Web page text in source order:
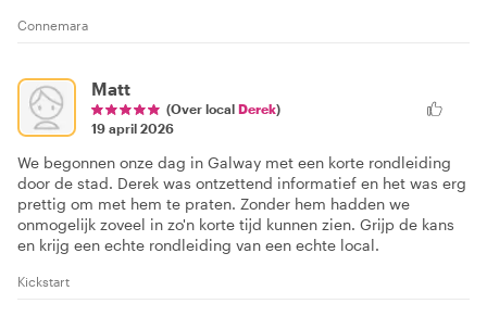
Connemara
Matt
(Over local Derek)
19 april 2026
We begonnen onze dag in Galway met een korte rondleiding
door de stad. Derek was ontzettend informatief en het was erg
prettig om met hem te praten. Zonder hem hadden we
onmogelijk zoveel in zo'n korte tijd kunnen zien. Grijp de kans
en krijg een echte rondleiding van een echte local.
Kickstart